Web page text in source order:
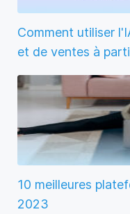
Comment utiliser
et de ventes à
10 meilleures
2023